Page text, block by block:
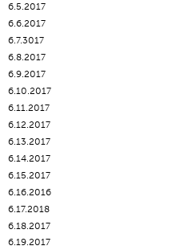
6.5.2017
6.6.2017
6.7.3017
6.8.2017
6.9.2017
6.10.2017
6.11.2017
6.12.2017
6.13.2017
6.14.2017
6.15.2017
6.16.2016
6.17.2018
6.18.2017
6.19.2017